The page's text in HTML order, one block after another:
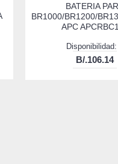
BATERIA
BR1000/BR1200/
APC
B/.106.14